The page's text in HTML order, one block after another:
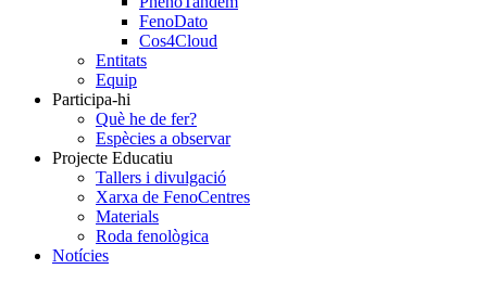
FenoDato
Cos4Cloud
Entitats
Equip
Participa-hi
Què he de fer?
Espècies a observar
Projecte Educatiu
Tallers i divulgació
Xarxa de FenoCentres
Materials
Roda fenològica
Notícies